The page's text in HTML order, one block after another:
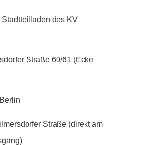
des KV
Straße 60/61 (Ecke
Straße (direkt am